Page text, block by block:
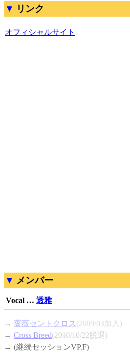
リンク
オフィシャルサイト
メンバー
Vocal … 透雅
→ 薔薇セントクロス (2009/03加入)
→ Cross Breed(2010/10/22脱退)
→ (継続セッションVP.F)